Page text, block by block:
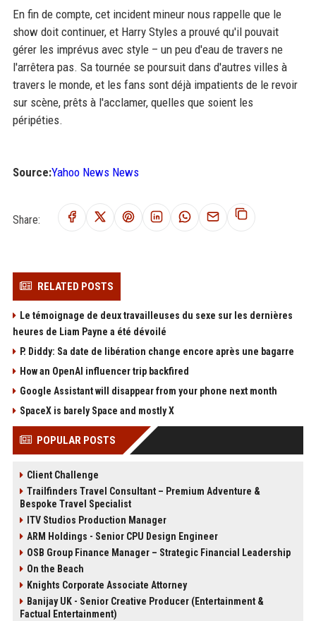
En fin de compte, cet incident mineur nous rappelle que le
show doit continuer, et Harry Styles a prouvé qu'il pouvait
gérer les imprévus avec style – un peu d'eau de travers ne
l'arrêtera pas. Sa tournée se poursuit dans d'autres villes à
travers le monde, et les fans sont déjà impatients de le revoir
sur scène, prêts à l'acclamer, quelles que soient les
péripéties.
Source:Yahoo News News
Share:
RELATED POSTS
Le témoignage de deux travailleuses du sexe sur les dernières
heures de Liam Payne a été dévoilé
P. Diddy: Sa date de libération change encore après une bagarre
How an OpenAI influencer trip backfired
Google Assistant will disappear from your phone next month
SpaceX is barely Space and mostly X
POPULAR POSTS
Client Challenge
Trailfinders Travel Consultant – Premium Adventure &
Bespoke Travel Specialist
ITV Studios Production Manager
ARM Holdings - Senior CPU Design Engineer
OSB Group Finance Manager – Strategic Financial Leadership
On the Beach
Knights Corporate Associate Attorney
Banijay UK - Senior Creative Producer (Entertainment &
Factual Entertainment)